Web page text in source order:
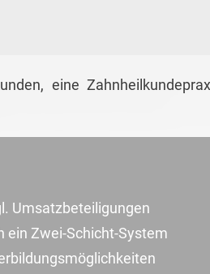
eine
Umsatzbeteiligungen
ein Zwei-Schicht-System